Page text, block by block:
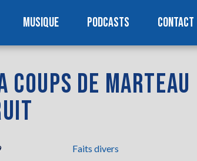
MUSIQUE PODCASTS CONTACT
COUPS DE MARTEAU
Faits divers